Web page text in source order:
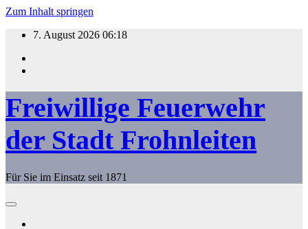
Zum Inhalt springen
7. August 2026 06:18
Freiwillige Feuerwehr
der Stadt Frohnleiten
Für Sie im Einsatz seit 1871